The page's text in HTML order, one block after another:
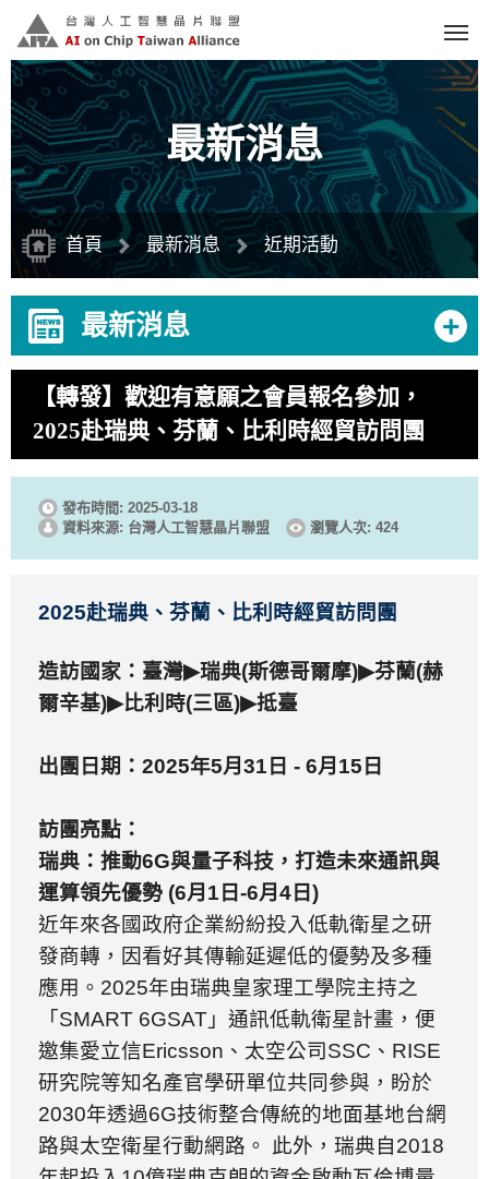
最新消息
首頁 最新消息 近期活動
最新消息 +
【轉發】歡迎有意願之會員報名參加，
2025赴瑞典、芬蘭、比利時經貿訪問團
發布時間: 2025-03-18
資料來源: 台灣人工智慧晶片聯盟
瀏覽人次: 424
2025赴瑞典、芬蘭、比利時經貿訪問團
造訪國家：臺灣▶瑞典(斯德哥爾摩)▶芬蘭(赫
爾辛基)▶比利時(三區)▶抵臺
出團日期： 2025年5月 31 日 - 6月 15 日
訪團亮點：
瑞典：推動6G與量子科技，打造未來通訊與
運算領先優勢 (6月 1 日 -6月 4 日 )
近年來各國政府企業紛紛投入低軌衛星之研
發商轉，因看好其傳輸延遲低的優勢及多種
應用。 2025年由瑞典皇家理工學院主持之
「 SMART 6GSAT 」通訊低軌衛星計畫，便
邀集愛立信Ericsson 、太空公司SSC 、 RISE
研究院等知名產官學研單位共同參與，盼於
2030年透過6G技術整合傳統的地面基地台網
路與太空衛星行動網路。
此外，瑞典自2018